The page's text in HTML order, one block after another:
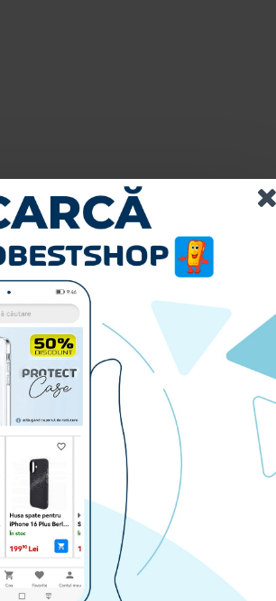
sunt foarte precise si